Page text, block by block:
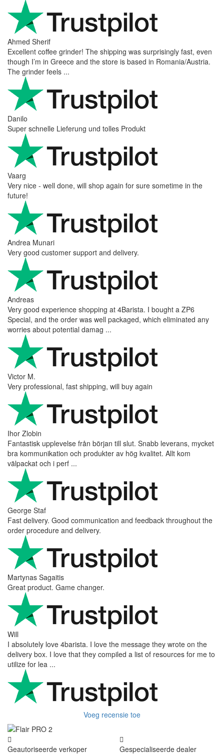
Ahmed Sherif
Excellent coffee grinder! The shipping was surprisingly fast, even
though I’m in Greece and the store is based in Romania/Austria.
The grinder feels ...
Danilo
Super schnelle Lieferung und tolles Produkt
Vaarg
Very nice - well done, will shop again for sure sometime in the
future!
Andrea Munari
Very good customer support and delivery.
Andreas
Very good experience shopping at 4Barista. I bought a ZP6
Special, and the order was well packaged, which eliminated any
worries about potential damag ...
Victor M.
Very professional, fast shipping, will buy again
Ihor Zlobin
Fantastisk upplevelse från början till slut. Snabb leverans, mycket
bra kommunikation och produkter av hög kvalitet. Allt kom
välpackat och i perf ...
George Staf
Fast delivery. Good communication and feedback throughout the
order procedure and delivery.
Martynas Sagaitis
Great product. Game changer.
Will
I absolutely love 4barista. I love the message they wrote on the
delivery box. I love that they compiled a list of resources for me to
utilize for lea ...
Voeg recensie toe
Geautoriseerde verkoper
Gespecialiseerde dealer